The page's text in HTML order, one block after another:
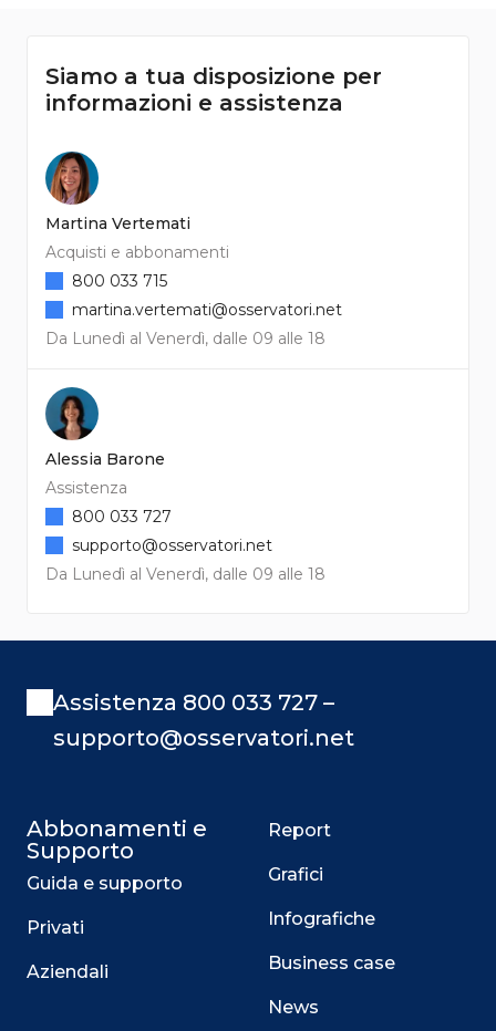
Siamo a tua disposizione per
informazioni e assistenza
Martina Vertemati
Acquisti e abbonamenti
Da Lunedì al Venerdì, dalle 09 alle 18
800 033 715
martina.vertemati@osservatori.net
Alessia Barone
Assistenza
Da Lunedì al Venerdì, dalle 09 alle 18
800 033 727
supporto@osservatori.net
Assistenza 800 033 727 –
supporto@osservatori.net
Abbonamenti e
Supporto
Guida e supporto
Privati
Aziendali
Report
Grafici
Infografiche
Business case
News